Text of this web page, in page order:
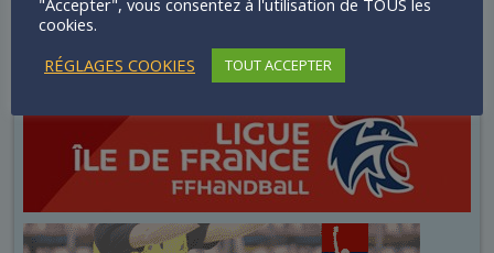
cookies.
RÉGLAGES COOKIES
TOUT ACCEPTER